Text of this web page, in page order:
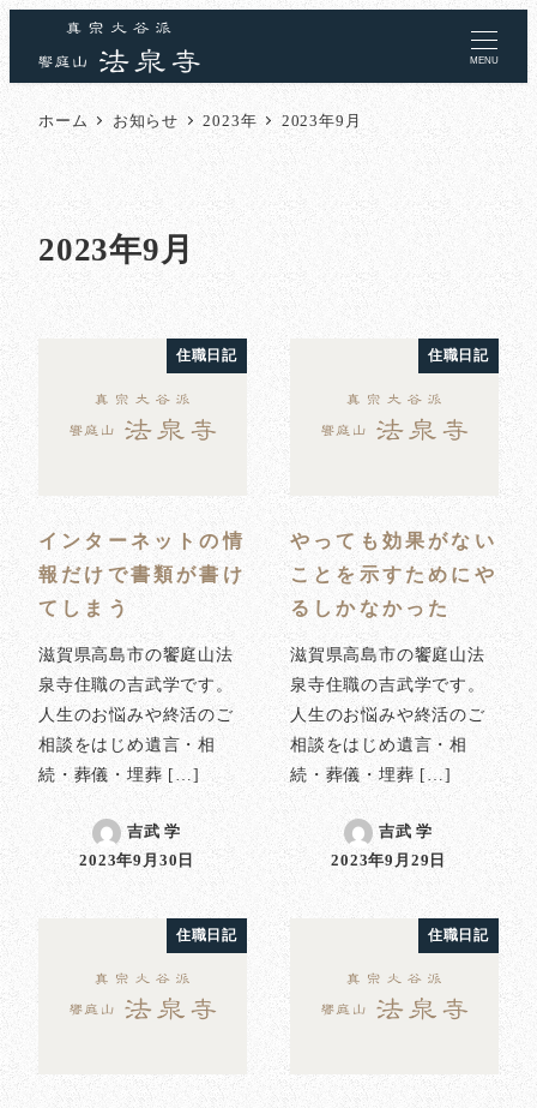
MENU
ホーム お知らせ 2023年 2023年9月
2023年9月
住職日記
インターネットの情
報だけで書類が書け
てしまう
滋賀県高島市の饗庭山法
泉寺住職の吉武学です。
人生のお悩みや終活のご
相談をはじめ遺言・相
続・葬儀・埋葬 […]
吉武 学
投稿日
2023年9月30日
住職日記
やっても効果がない
ことを示すためにや
るしかなかった
滋賀県高島市の饗庭山法
泉寺住職の吉武学です。
人生のお悩みや終活のご
相談をはじめ遺言・相
続・葬儀・埋葬 […]
吉武 学
投稿日
2023年9月29日
住職日記 住職日記